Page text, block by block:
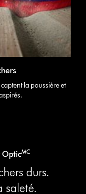
la poussière et
OpticMC
durs.
saleté.